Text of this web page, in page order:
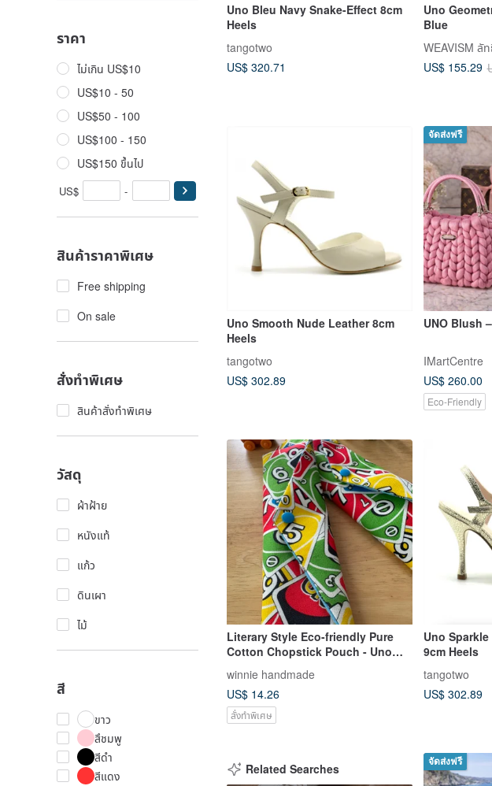
ราคา
ไม่เกิน US$10
US$10 - 50
US$50 - 100
US$100 - 150
US$150 ขึ้นไป
US$ -
สินค้าราคาพิเศษ
Free shipping
On sale
สั่งทำพิเศษ
สินค้าสั่งทำพิเศษ
วัสดุ
ผ้าฝ้าย
หนังแท้
แก้ว
ดินเผา
ไม้
สี
ขาว
สึชมพู
สีดำ
สีแดง
Uno Bleu Navy Snake-Effect 8cm
Heels
tangotwo
US$ 320.71
Uno
Blue
WEAVISM ลั
US$ 155.29
Uno Smooth Nude Leather 8cm
Heels
tangotwo
US$ 302.89
จัดส่งฟรี
UNO Blush
IMartCentre
US$ 260.00
Eco-Friendly
Literary Style Eco-friendly Pure
Cotton Chopstick Pouch - Uno
Competition Colorful Cards, Noble
Cat, Cotton Linen, Passionate
Red, Fun
winnie handmade
US$ 14.26
สั่งทำพิเศษ
Uno
9cm Heels
tangotwo
US$ 302.89
Related Searches จัดส่งฟรี